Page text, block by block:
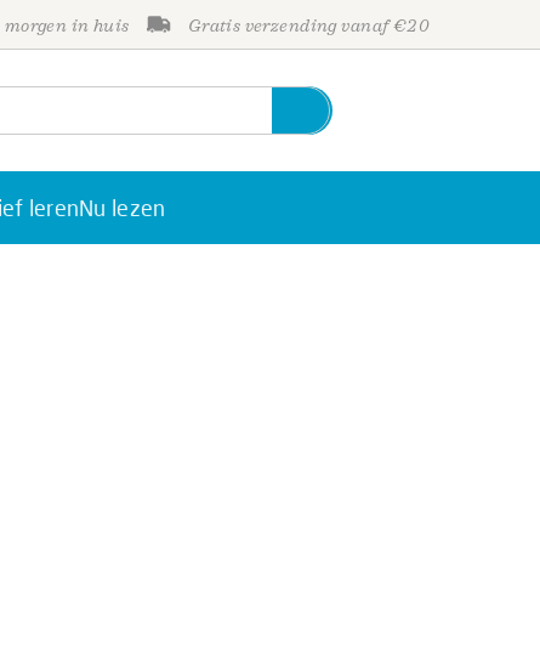
morgen in huis Gratis verzending vanaf €20
lerenNu lezen
Personen